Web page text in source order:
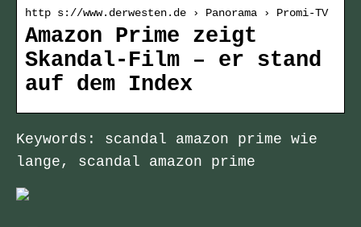
http s://www.derwesten.de › Panorama › Promi-TV
Amazon Prime zeigt
Skandal-Film – er stand
auf dem Index
Keywords: scandal amazon prime wie
lange, scandal amazon prime